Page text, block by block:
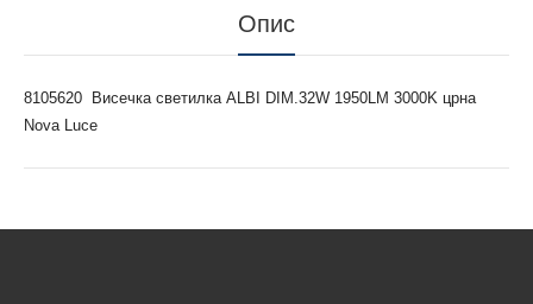
Опис
8105620 Висечка светилка ALBI DIM.32W 1950LM 3000K црна
Nova Luce